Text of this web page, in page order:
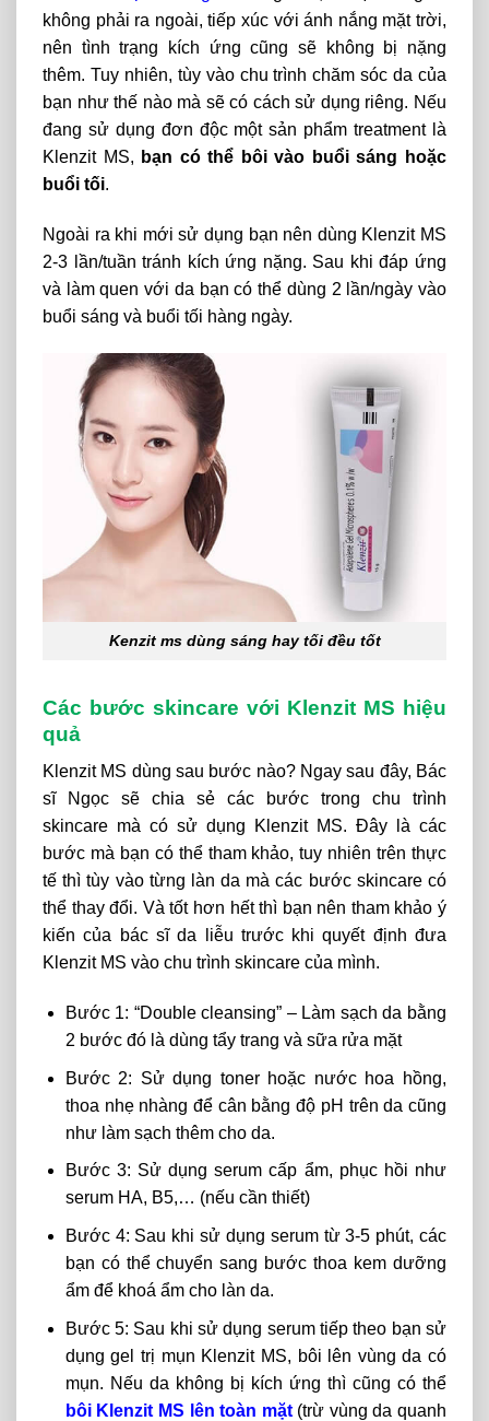
không phải ra ngoài, tiếp xúc với ánh nắng mặt trời,
nên tình trạng kích ứng cũng sẽ không bị nặng
thêm. Tuy nhiên, tùy vào chu trình chăm sóc da của
bạn như thế nào mà sẽ có cách sử dụng riêng. Nếu
đang sử dụng đơn độc một sản phẩm treatment là
Klenzit MS, bạn có thể bôi vào buổi sáng hoặc
buổi tối.
Ngoài ra khi mới sử dụng bạn nên dùng Klenzit MS
2-3 lần/tuần tránh kích ứng nặng. Sau khi đáp ứng
và làm quen với da bạn có thể dùng 2 lần/ngày vào
buổi sáng và buổi tối hàng ngày.
Kenzit ms dùng sáng hay tối đều tốt
Các bước skincare với Klenzit MS hiệu
quả
Klenzit MS dùng sau bước nào? Ngay sau đây, Bác
sĩ Ngọc sẽ chia sẻ các bước trong chu trình
skincare mà có sử dụng Klenzit MS. Đây là các
bước mà bạn có thể tham khảo, tuy nhiên trên thực
tế thì tùy vào từng làn da mà các bước skincare có
thể thay đổi. Và tốt hơn hết thì bạn nên tham khảo ý
kiến của bác sĩ da liễu trước khi quyết định đưa
Klenzit MS vào chu trình skincare của mình.
Bước 1: “Double cleansing” – Làm sạch da bằng
2 bước đó là dùng tẩy trang và sữa rửa mặt
Bước 2: Sử dụng toner hoặc nước hoa hồng,
thoa nhẹ nhàng để cân bằng độ pH trên da cũng
như làm sạch thêm cho da.
Bước 3: Sử dụng serum cấp ẩm, phục hồi như
serum HA, B5,… (nếu cần thiết)
Bước 4: Sau khi sử dụng serum từ 3-5 phút, các
bạn có thể chuyển sang bước thoa kem dưỡng
ẩm để khoá ẩm cho làn da.
Bước 5: Sau khi sử dụng serum tiếp theo bạn sử
dụng gel trị mụn Klenzit MS, bôi lên vùng da có
mụn. Nếu da không bị kích ứng thì cũng có thể
bôi Klenzit MS lên toàn mặt(trừ vùng da quanh